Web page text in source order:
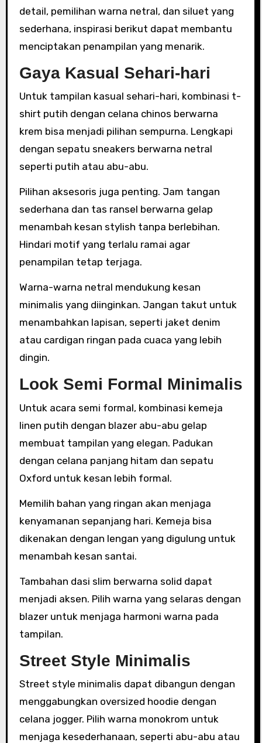
detail, pemilihan warna netral, dan siluet yang
sederhana, inspirasi berikut dapat membantu
menciptakan penampilan yang menarik.
Gaya Kasual Sehari-hari
Untuk tampilan kasual sehari-hari, kombinasi t-
shirt putih dengan celana chinos berwarna
krem bisa menjadi pilihan sempurna. Lengkapi
dengan sepatu sneakers berwarna netral
seperti putih atau abu-abu.
Pilihan aksesoris juga penting. Jam tangan
sederhana dan tas ransel berwarna gelap
menambah kesan stylish tanpa berlebihan.
Hindari motif yang terlalu ramai agar
penampilan tetap terjaga.
Warna-warna netral mendukung kesan
minimalis yang diinginkan. Jangan takut untuk
menambahkan lapisan, seperti jaket denim
atau cardigan ringan pada cuaca yang lebih
dingin.
Look Semi Formal Minimalis
Untuk acara semi formal, kombinasi kemeja
linen putih dengan blazer abu-abu gelap
membuat tampilan yang elegan. Padukan
dengan celana panjang hitam dan sepatu
Oxford untuk kesan lebih formal.
Memilih bahan yang ringan akan menjaga
kenyamanan sepanjang hari. Kemeja bisa
dikenakan dengan lengan yang digulung untuk
menambah kesan santai.
Tambahan dasi slim berwarna solid dapat
menjadi aksen. Pilih warna yang selaras dengan
blazer untuk menjaga harmoni warna pada
tampilan.
Street Style Minimalis
Street style minimalis dapat dibangun dengan
menggabungkan oversized hoodie dengan
celana jogger. Pilih warna monokrom untuk
menjaga kesederhanaan, seperti abu-abu atau